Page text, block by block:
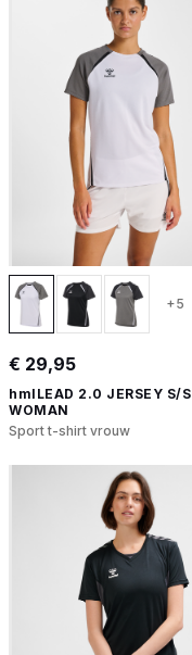
+5
€ 29,95
hmlLEAD 2.0 JERSEY S/S
WOMAN
Sport t-shirt vrouw